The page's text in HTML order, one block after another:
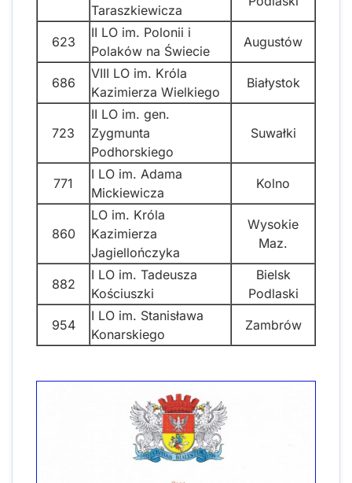
Taraszkiewicza
623
II LO im. Polonii i
Polaków na Świecie
Augustów
686
VIII LO im. Króla
Kazimierza Wielkiego
Białystok
723
II LO im. gen.
Zygmunta
Podhorskiego
Suwałki
771
I LO im. Adama
Mickiewicza
Kolno
860
LO im. Króla
Kazimierza
Jagiellończyka
Wysokie
Maz.
882
I LO im. Tadeusza
Kościuszki
Bielsk
Podlaski
954
I LO im. Stanisława
Konarskiego
Zambrów